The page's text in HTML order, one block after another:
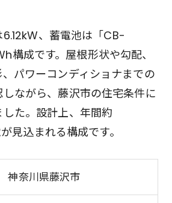
、蓄電池は「CB-
構成です。屋根形状や勾配、
パワーコンディショナまでの
ながら、藤沢市の住宅条件に
た。設計上、年間約
見込まれる構成です。
神奈川県藤沢市